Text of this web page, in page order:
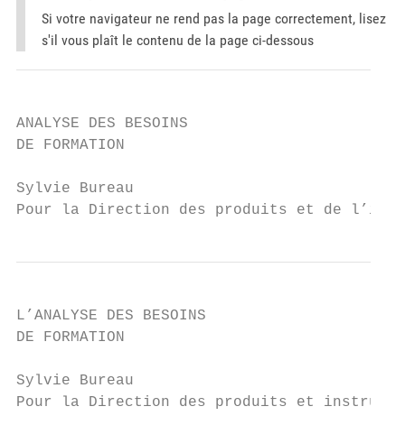
Si votre navigateur ne rend pas la page correctement, lisez
s'il vous plaît le contenu de la page ci-dessous
ANALYSE DES BESOINS
DE FORMATION
Sylvie Bureau
Pour la Direction des produits et de
L’ANALYSE DES BESOINS
DE FORMATION
Sylvie Bureau
Pour la Direction des produits et